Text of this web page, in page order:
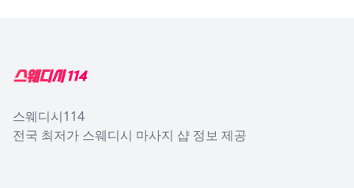
스웨디시114
전국 최저가 스웨디시 마사지 샵 정보 제공